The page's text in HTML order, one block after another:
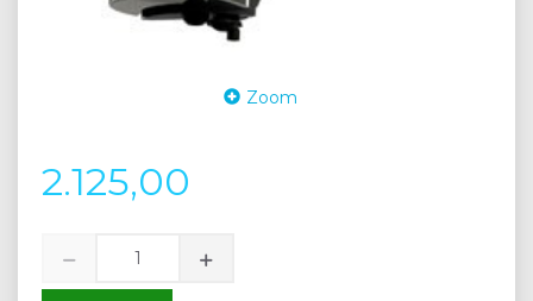
Zoom
2.125,00